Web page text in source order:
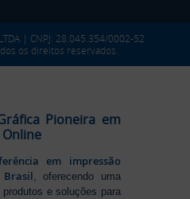
LTDA | CNPJ: 28.045.354/0002-52
os direitos reservados.
Pioneira em
em impressão
, oferecendo uma
e soluções para